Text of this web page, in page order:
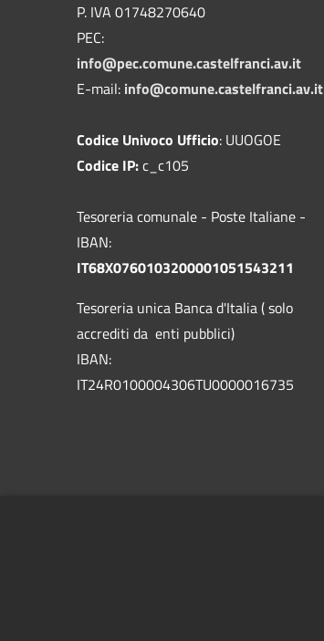
P. IVA 01748270640
PEC:
info@pec.comune.castelfranci.av.it
E-mail: info@comune.castelfranci.av.it
Codice Univoco Ufficio: UUOGOE
Codice IP:c_c105
Tesoreria comunale - Poste Italiane -
IBAN:
IT68X0760103200001051543211
Tesoreria unica Banca d'Italia ( solo
accrediti da enti pubblici)
IBAN:
IT24R0100004306TU0000016735